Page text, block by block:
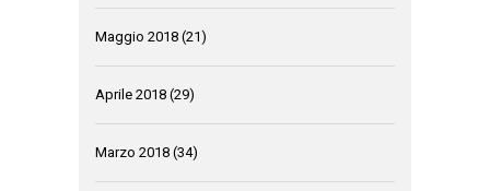
Maggio 2018 (21)
Aprile 2018 (29)
Marzo 2018 (34)